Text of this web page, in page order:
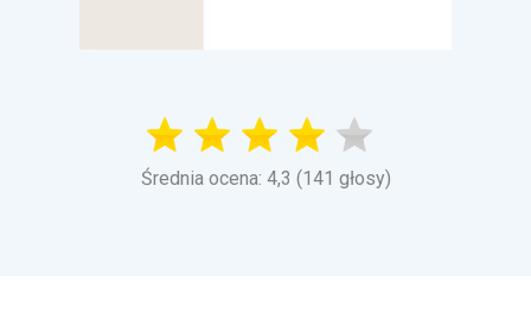
Średnia ocena: 4,3 (141 głosy)